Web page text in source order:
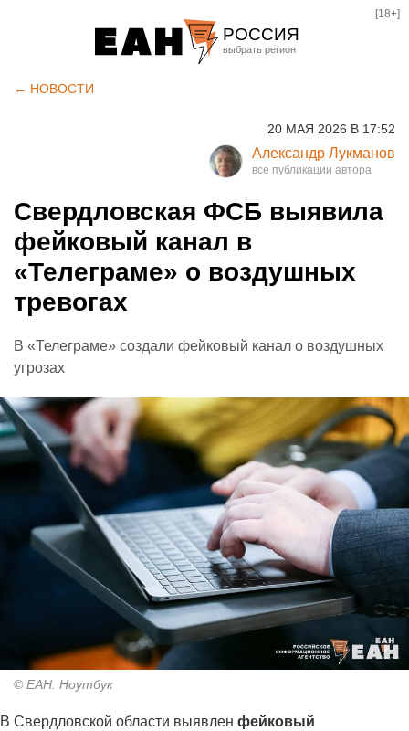
РОССИЯ
Курган
Оренбург
[18+]
← НОВОСТИ
20 МАЯ 2026 В 17:52
Александр Лукманов
Свердловская ФСБ выявила
фейковый канал в
«Телеграме» о воздушных
тревогах
В «Телеграме» создали фейковый канал о воздушных
угрозах
© ЕАН. Ноутбук
В Свердловской области выявлен фейковый